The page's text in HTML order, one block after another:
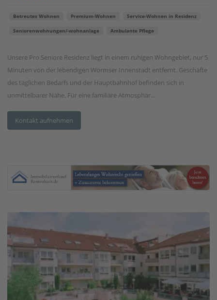
Betreutes Wohnen Premium-Wohnen Service-Wohnen in Residenz
Seniorenwohnungen/-wohnanlage Ambulante Pflege
Unsere Pro Seniore Residenz liegt in einem ruhigen Wohngebiet, nur 5
Minuten von der lebendigen Wormser Innenstadt entfernt. Geschäfte
des täglichen Bedarfs und der Hauptbahnhof befinden sich in
unmittelbarer Nähe. Für eine familiäre Atmosphär...
Kontakt aufnehmen